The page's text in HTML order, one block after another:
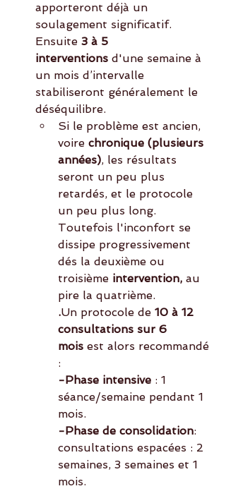
apporteront déjà un
soulagement significatif.
Ensuite 3 à 5
interventions d'une semaine à
un mois d’intervalle
stabiliseront généralement le
déséquilibre.
Si le problème est ancien,
voire chronique (plusieurs
années), les résultats
seront un peu plus
retardés, et le protocole
un peu plus long.
Toutefois l'inconfort se
dissipe progressivement
dés la deuxième ou
troisième intervention, au
pire la quatrième.
.Un protocole de 10 à 12
consultations sur 6
mois est alors recommandé
:
-Phase intensive : 1
séance/semaine pendant 1
mois.
-Phase de consolidation:
consultations espacées : 2
semaines, 3 semaines et 1
mois.